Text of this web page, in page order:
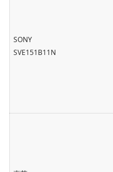
SONY
SVE151B11N